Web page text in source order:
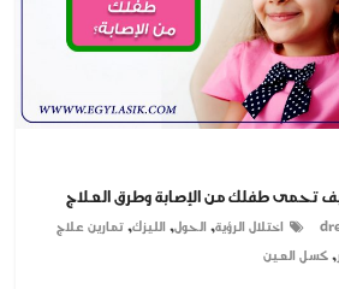
تحمى طفلك من الإصابة وطرق العلاج
اختلال الرؤية,الحول,الليزك,تمارين علاج
,كسل العين